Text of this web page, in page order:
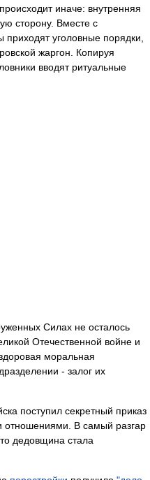
иначе: внутренняя
сторону. Вместе с
уголовные порядки,
жаргон. Копируя
вводят ритуальные
Силах не осталось
Отечественной войне и
моральная
- залог их
поступил секретный приказ
В самый разгар
дедовщина стала